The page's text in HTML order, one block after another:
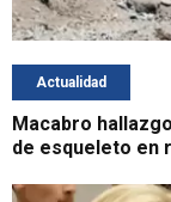
Actualidad
Macabro
de esqueleto en